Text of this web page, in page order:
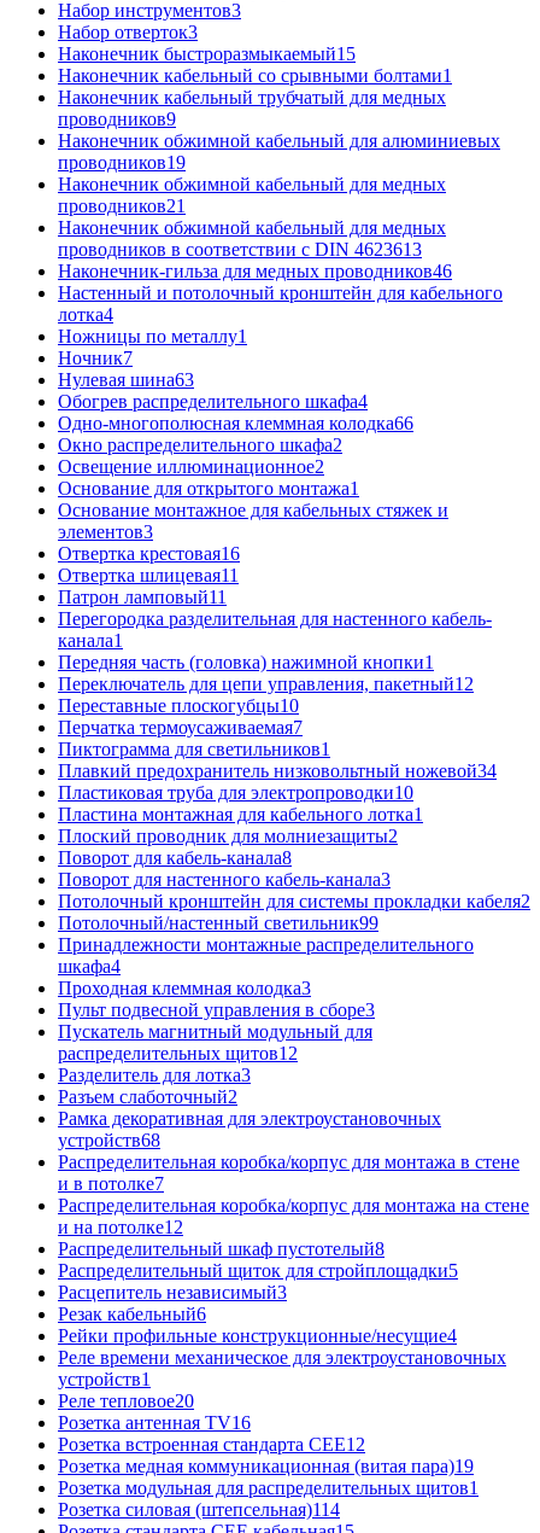
Набор инструментов3
Набор отверток3
Наконечник быстроразмыкаемый15
Наконечник кабельный со срывными болтами1
Наконечник кабельный трубчатый для медных
проводников9
Наконечник обжимной кабельный для алюминиевых
проводников19
Наконечник обжимной кабельный для медных
проводников21
Наконечник обжимной кабельный для медных
проводников в соответствии с DIN 4623613
Наконечник-гильза для медных проводников46
Настенный и потолочный кронштейн для кабельного
лотка4
Ножницы по металлу1
Ночник7
Нулевая шина63
Обогрев распределительного шкафа4
Одно-многополюсная клеммная колодка66
Окно распределительного шкафа2
Освещение иллюминационное2
Основание для открытого монтажа1
Основание монтажное для кабельных стяжек и
элементов3
Отвертка крестовая16
Отвертка шлицевая11
Патрон ламповый11
Перегородка разделительная для настенного кабель-
канала1
Передняя часть (головка) нажимной кнопки1
Переключатель для цепи управления, пакетный12
Переставные плоскогубцы10
Перчатка термоусаживаемая7
Пиктограмма для светильников1
Плавкий предохранитель низковольтный ножевой34
Пластиковая труба для электропроводки10
Пластина монтажная для кабельного лотка1
Плоский проводник для молниезащиты2
Поворот для кабель-канала8
Поворот для настенного кабель-канала3
Потолочный кронштейн для системы прокладки кабеля2
Потолочный/настенный светильник99
Принадлежности монтажные распределительного
шкафа4
Проходная клеммная колодка3
Пульт подвесной управления в сборе3
Пускатель магнитный модульный для
распределительных щитов12
Разделитель для лотка3
Разъем слаботочный2
Рамка декоративная для электроустановочных
устройств68
Распределительная коробка/корпус для монтажа в стене
и в потолке7
Распределительная коробка/корпус для монтажа на стене
и на потолке12
Распределительный шкаф пустотелый8
Распределительный щиток для стройплощадки5
Расцепитель независимый3
Резак кабельный6
Рейки профильные конструкционные/несущие4
Реле времени механическое для электроустановочных
устройств1
Реле тепловое20
Розетка антенная TV16
Розетка встроенная стандарта CEE12
Розетка медная коммуникационная (витая пара)19
Розетка модульная для распределительных щитов1
Розетка силовая (штепсельная)114